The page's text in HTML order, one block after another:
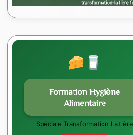
Formation Hygiène
Alimentaire
Spéciale Transformation Laitière